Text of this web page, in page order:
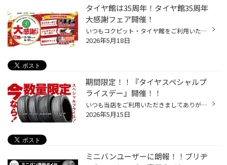
タイヤ館は35周年！タイヤ館35周年
大感謝フェア開催！
いつもコクピット・タイヤ館をご利用いただき、誠にありがとうございます！ 多くのお客様に支えられて、タイヤ館は35周年を迎えることが出来ました。 これからもお客様の安全・安心なカーライフを全力でサポートしてまいりますので、 引き続きタイヤ館をよろしくお願いいたします。 35周年を迎えた...
2026年5月18日
期間限定！！『タイヤスペシャルプ
ライスデー』開催！！
いつも当店をご利用いただきましてありがとうございます。 5/15(金)～5/24(日)まで、コクピット・タイヤ館におきまして、 期間限定！ サイズ限定！！ 数量限定！！！ お得にお買い求めいただける、「タイヤスペシャルプライスデー」がスタートします！ お得なタイヤのご紹介！！ ワゴンR、N-BOX、タ...
2026年5月15日
ミニバンユーザーに朗報！！ブリヂ